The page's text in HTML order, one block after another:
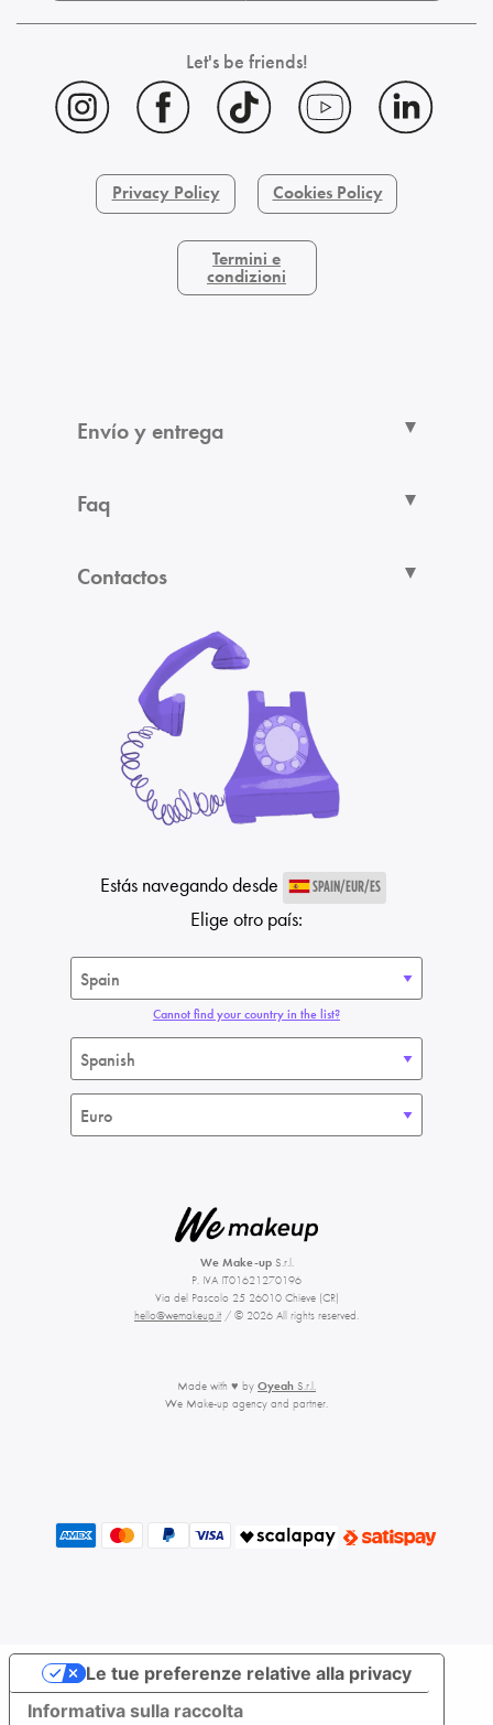
Let's be friends!
Privacy Policy Cookies Policy
Termini e
condizioni
Envío y entrega
Faq
Contactos
Estás navegando desde SPAIN/EUR/ES
Elige otro país:
Cannot find your country in the list?
We Make-upS.r.l.
P. IVA IT01621270196
Via del Pascolo 25 26010 Chieve (CR)
hello@wemakeup.it / © 2026 All rights reserved.
Made with ♥ by Oyeah S.r.l.
We Make-up agency and partner.
Informativa sulla raccolta
Le tue preferenze relative alla privacy